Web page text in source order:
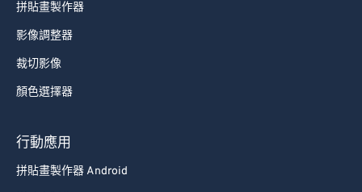
拼貼畫製作器
影像調整器
裁切影像
顏色選擇器
行動應用
拼貼畫製作器 Android